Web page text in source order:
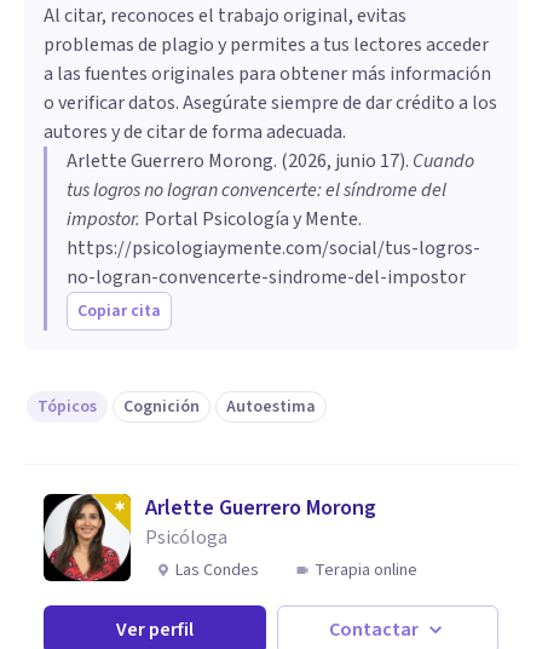
Al citar, reconoces el trabajo original, evitas
problemas de plagio y permites a tus lectores acceder
a las fuentes originales para obtener más información
o verificar datos. Asegúrate siempre de dar crédito a los
autores y de citar de forma adecuada.
Arlette Guerrero Morong. (2026, junio 17). Cuando
tus logros no logran convencerte: el síndrome del
impostor. Portal Psicología y Mente.
https://psicologiaymente.com/social/tus-logros-
no-logran-convencerte-sindrome-del-impostor
Copiar cita
Tópicos Cognición Autoestima
Arlette Guerrero Morong
Psicóloga
Las Condes Terapia online
Ver perfil Contactar